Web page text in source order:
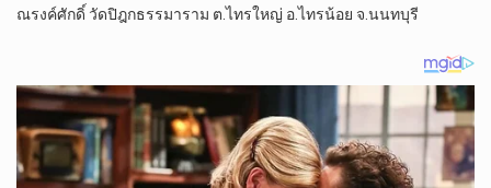
ณรงค์ศักดิ์ วัดปิฎกธรรมาราม ต.ไทรใหญ่ อ.ไทรน้อย จ.นนทบุรี